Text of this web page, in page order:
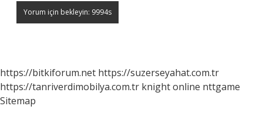
https://bitkiforum.net https://suzerseyahat.com.tr
https://tanriverdimobilya.com.tr knight online nttgame
Sitemap